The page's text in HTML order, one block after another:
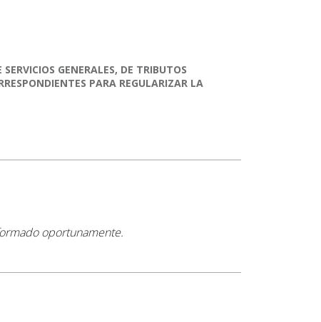
GENERALES, DE TRIBUTOS
PARA REGULARIZAR LA
oportunamente.